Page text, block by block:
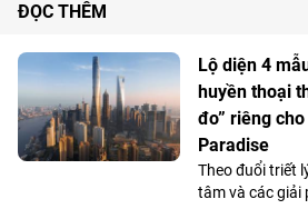
ĐỌC THÊM
Lộ diện 4
huyền thoại
đo” riêng
Paradise
Theo đuổi triết
tâm và các giải